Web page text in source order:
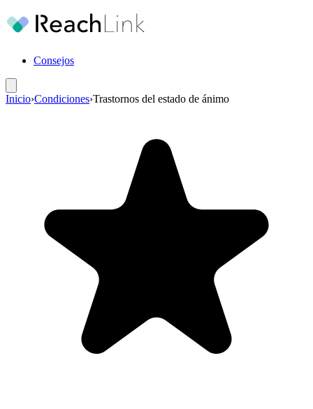
Consejos
Inicio›Condiciones›Trastornos del estado de ánimo